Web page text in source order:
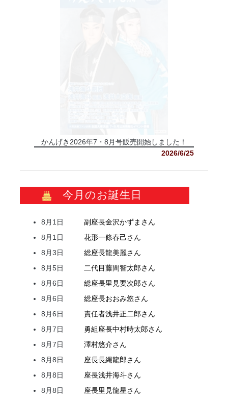
かんげき2026年7・8月号販売開始しました！
2026/6/25
今月のお誕生日
8月1日 副座長金沢かずま さん
8月1日
花形一條春己さん
8月3日
総座長龍美麗さん
8月5日
二代目藤間智太郎さん
8月6日
総座長里見要次郎さん
8月6日
総座長おおみ悠さん
8月6日
責任者浅井正二郎さん
8月7日
勇組座長中村時太郎さん
8月7日
澤村悠介さん
8月8日
座長長縄龍郎さん
8月8日
座長浅井海斗さん
8月8日
座長里見龍星さん